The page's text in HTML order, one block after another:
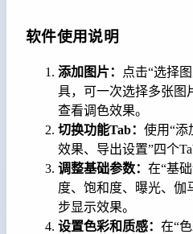
软件使用说明
添加图片：
点击“选择
具，可一次选择多张图
查看调色效果。
切换功能Tab： 使用“添
效果、导出设置”四个
调整基础参数： 在“基
度、饱和度、曝光、伽
步显示效果。
设置色彩和质感： 在“